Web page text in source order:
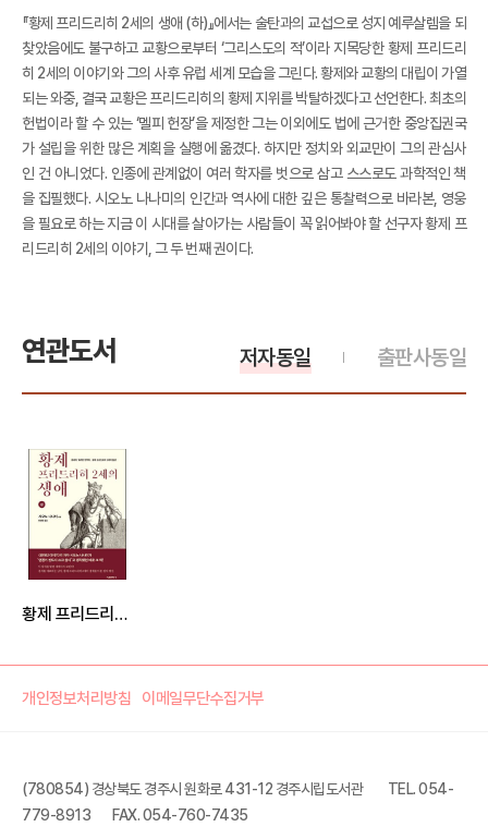
『황제 프리드리히 2세의 생애 (하)』에서는 술탄과의 교섭으로 성지 예루살렘을 되
찾았음에도 불구하고 교황으로부터 ‘그리스도의 적’이라 지목당한 황제 프리드리
히 2세의 이야기와 그의 사후 유럽 세계 모습을 그린다. 황제와 교황의 대립이 가열
되는 와중, 결국 교황은 프리드리히의 황제 지위를 박탈하겠다고 선언한다. 최초의
헌법이라 할 수 있는 ‘멜피 헌장’을 제정한 그는 이외에도 법에 근거한 중앙집권국
가 설립을 위한 많은 계획을 실행에 옮겼다. 하지만 정치와 외교만이 그의 관심사
인 건 아니었다. 인종에 관계없이 여러 학자를 벗으로 삼고 스스로도 과학적인 책
을 집필했다. 시오노 나나미의 인간과 역사에 대한 깊은 통찰력으로 바라본, 영웅
을 필요로 하는 지금 이 시대를 살아가는 사람들이 꼭 읽어봐야 할 선구자 황제 프
리드리히 2세의 이야기, 그 두 번째 권이다.
연관도서 출판사동일
저자동일
황제 프리드리히 2세의 생애 (상)
개인정보처리방침 이메일무단수집거부
(780854) 경상북도 경주시 원화로 431-12 경주시립도서관
TEL. 054-
779-8913
FAX. 054-760-7435